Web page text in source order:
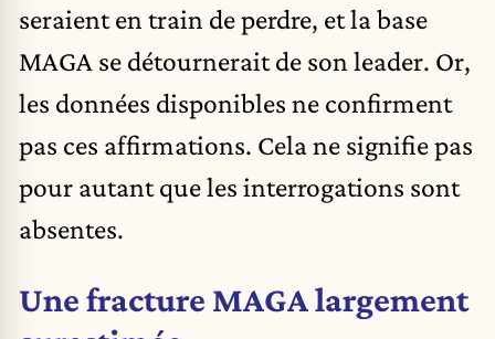
seraient en train de perdre, et la base
MAGA se détournerait de son leader. Or,
les données disponibles ne confirment
pas ces affirmations. Cela ne signifie pas
pour autant que les interrogations sont
absentes.
Une fracture MAGA largement